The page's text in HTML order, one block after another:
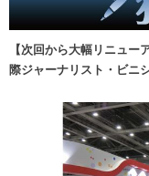
【次回から大幅リニュ
際ジャーナリスト・ビニ